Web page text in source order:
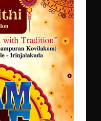
എൻ. ആര്യ
” ദി വോയിസ്
” ഇരിങ്ങാലക്കുട
ആഗസ്റ്റ് 7
ചെയ്യുന്നു